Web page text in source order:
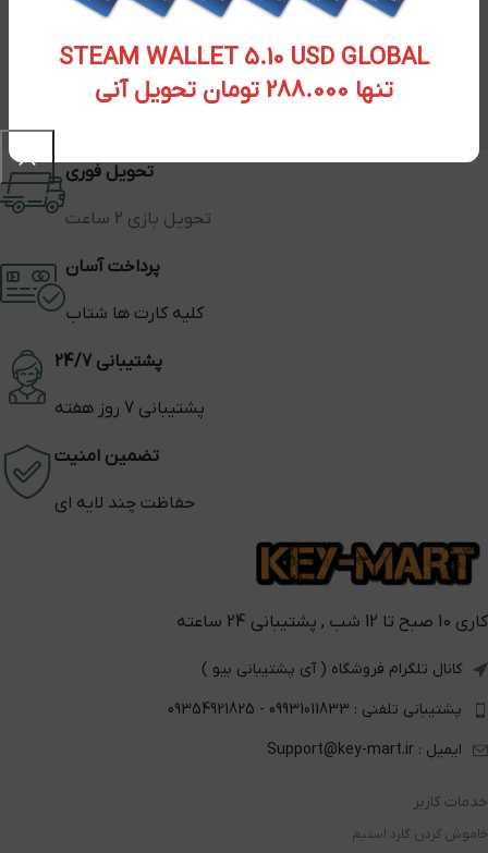
STEAM WALLET 5.10 USD GLOBAL
تنها 288.000 تومان تحویل آنی
تحویل فوری
تحویل بازی 2 ساعت
پرداخت آسان
کلیه کارت ها شتاب
پشتیبانی 24/7
پشتیبانی 7 روز هفته
تضمین امنیت
حفاظت چند لایه ای
کاری 10 صبح تا 12 شب , پشتیبانی 24 ساعته
کانال تلگرام فروشگاه ( آی پشتیبانی بیو )
پشتیبانی تلفنی : 09931011833 - 09354921825
ایمیل : Support@key-mart.ir
خدمات کاربر
خاموش کردن گارد استیم